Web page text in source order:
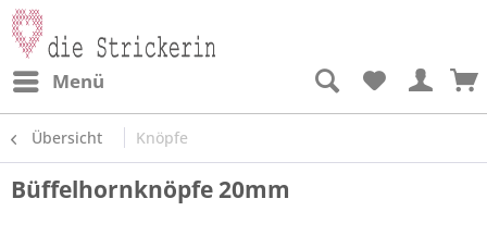
Menü
Übersicht Knöpfe
Büffelhornknöpfe 20mm